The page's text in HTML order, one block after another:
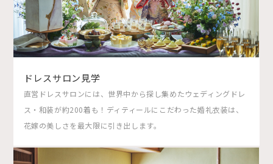
ドレスサロン見学
直営ドレスサロンには、世界中から探し集めたウェディングドレ
ス・和装が約200着も！ディティールにこだわった婚礼衣装は、
花嫁の美しさを最大限に引き出します。